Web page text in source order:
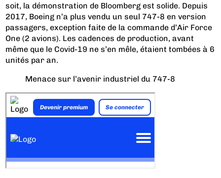
soit, la démonstration de Bloomberg est solide. Depuis
2017, Boeing n’a plus vendu un seul 747-8 en version
passagers, exception faite de la commande d’Air Force
One (2 avions). Les cadences de production, avant
même que le Covid-19 ne s’en mêle, étaient tombées à 6
unités par an.
Menace sur l’avenir industriel du 747-8